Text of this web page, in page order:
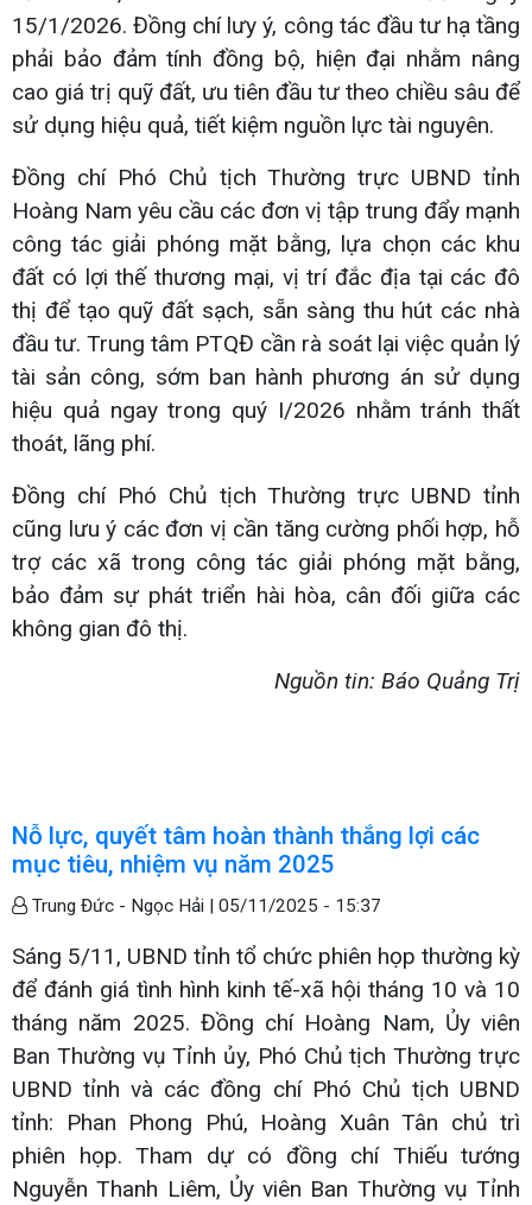
15/1/2026. Đồng chí lưy ý, công tác đầu tư hạ tầng
phải bảo đảm tính đồng bộ, hiện đại nhằm nâng
cao giá trị quỹ đất, ưu tiên đầu tư theo chiều sâu để
sử dụng hiệu quả, tiết kiệm nguồn lực tài nguyên.
Đồng chí Phó Chủ tịch Thường trực UBND tỉnh
Hoàng Nam yêu cầu các đơn vị tập trung đẩy mạnh
công tác giải phóng mặt bằng, lựa chọn các khu
đất có lợi thế thương mại, vị trí đắc địa tại các đô
thị để tạo quỹ đất sạch, sẵn sàng thu hút các nhà
đầu tư. Trung tâm PTQĐ cần rà soát lại việc quản lý
tài sản công, sớm ban hành phương án sử dụng
hiệu quả ngay trong quý I/2026 nhằm tránh thất
thoát, lãng phí.
Đồng chí Phó Chủ tịch Thường trực UBND tỉnh
cũng lưu ý các đơn vị cần tăng cường phối hợp, hỗ
trợ các xã trong công tác giải phóng mặt bằng,
bảo đảm sự phát triển hài hòa, cân đối giữa các
không gian đô thị.
Nguồn tin: Báo Quảng Trị
Nỗ lực, quyết tâm hoàn thành thắng lợi các
mục tiêu, nhiệm vụ năm 2025
Trung Đức - Ngọc Hải | 05/11/2025 - 15:37
Sáng 5/11, UBND tỉnh tổ chức phiên họp thường kỳ
để đánh giá tình hình kinh tế-xã hội tháng 10 và 10
tháng năm 2025. Đồng chí Hoàng Nam, Ủy viên
Ban Thường vụ Tỉnh ủy, Phó Chủ tịch Thường trực
UBND tỉnh và các đồng chí Phó Chủ tịch UBND
tỉnh: Phan Phong Phú, Hoàng Xuân Tân chủ trì
phiên họp. Tham dự có đồng chí Thiếu tướng
Nguyễn Thanh Liêm, Ủy viên Ban Thường vụ Tỉnh